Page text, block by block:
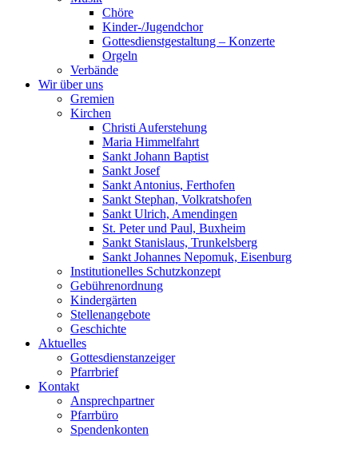
Chöre
Kinder-/Jugendchor
Gottesdienstgestaltung – Konzerte
Orgeln
Verbände
Wir über uns
Gremien
Kirchen
Christi Auferstehung
Maria Himmelfahrt
Sankt Johann Baptist
Sankt Josef
Sankt Antonius, Ferthofen
Sankt Stephan, Volkratshofen
Sankt Ulrich, Amendingen
St. Peter und Paul, Buxheim
Sankt Stanislaus, Trunkelsberg
Sankt Johannes Nepomuk, Eisenburg
Institutionelles Schutzkonzept
Gebührenordnung
Kindergärten
Stellenangebote
Geschichte
Aktuelles
Gottesdienstanzeiger
Pfarrbrief
Kontakt
Ansprechpartner
Pfarrbüro
Spendenkonten